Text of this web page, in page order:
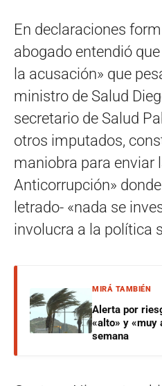
En declaraciones
abogado entendió
la acusación» que
ministro de Salud
secretario de Salud
otros imputados,
maniobra para enviar
Anticorrupción»
letrado- «nada se
involucra a la política
MIRÁ TAMBIÉN
Alerta por
«alto» y «muy
semana